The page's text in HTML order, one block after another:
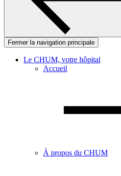
Fermer la navigation principale
Le CHUM, votre hôpital
Accueil
À propos du CHUM